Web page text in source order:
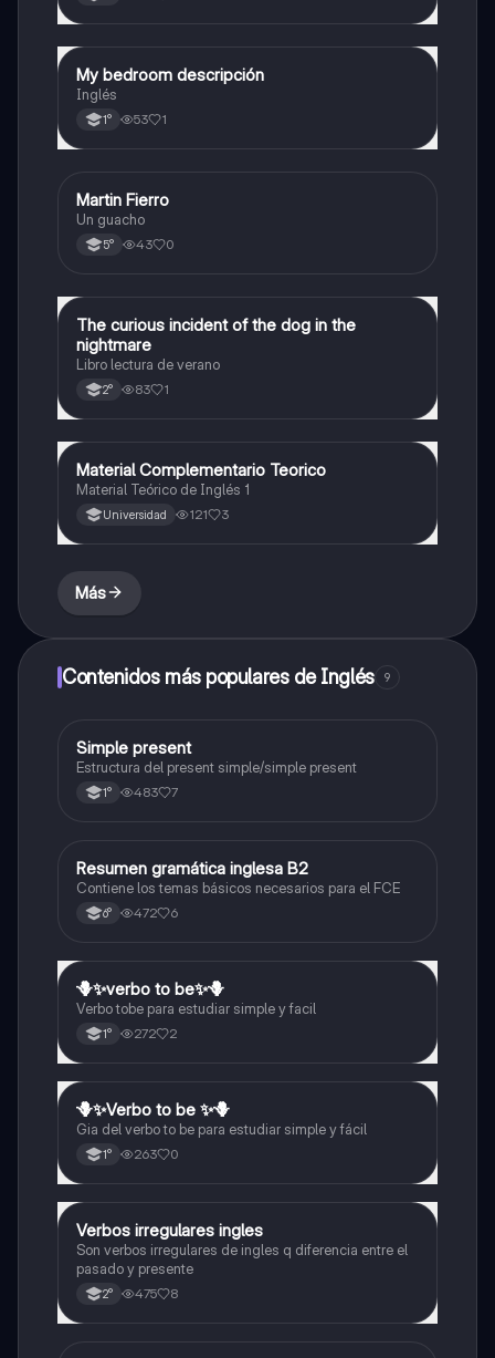
Inglés
My bedroom descripción
Inglés
1° 53 1
Inglés
Martin Fierro
Un guacho
5° 43 0
Inglés
The curious incident of the dog in the
nightmare
Libro lectura de verano
2° 83 1
Inglés
Material Complementario Teorico
Material Teórico de Inglés 1
Universidad 121 3
Más
Contenidos más populares de Inglés 9
Inglés
Simple present
Estructura del present simple/simple present
1° 483 7
Inglés
Resumen gramática inglesa B2
Contiene los temas básicos necesarios para el FCE
6° 472 6
Inglés
🪻✨️verbo to be✨️🪻
Verbo tobe para estudiar simple y facil
1° 272 2
Inglés
🪻✨️Verbo to be ✨️🪻
Gia del verbo to be para estudiar simple y fácil
1° 263 0
Inglés
Verbos irregulares ingles
Son verbos irregulares de ingles q diferencia entre el
pasado y presente
2° 475 8